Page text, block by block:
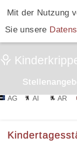
Mit der Nutzung
Sie unsere
AG AI AR